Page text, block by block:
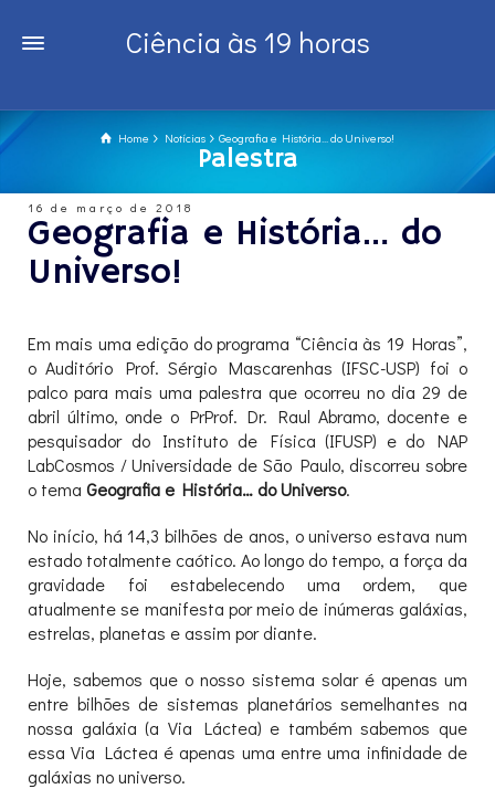
Ciência às 19 horas
Home Notícias Geografia e História... do Universo!
Palestra
16 de março de 2018
Geografia e História… do
Universo!
Em mais uma edição do programa “Ciência às 19 Horas”,
o Auditório Prof. Sérgio Mascarenhas (IFSC-USP) foi o
palco para mais uma palestra que ocorreu no dia 29 de
abril último, onde o PrProf. Dr. Raul Abramo, docente e
pesquisador do Instituto de Física (IFUSP) e do NAP
LabCosmos / Universidade de São Paulo, discorreu sobre
o tema Geografia e História… do Universo.
No início, há 14,3 bilhões de anos, o universo estava num
estado totalmente caótico. Ao longo do tempo, a força da
gravidade foi estabelecendo uma ordem, que
atualmente se manifesta por meio de inúmeras galáxias,
estrelas, planetas e assim por diante.
Hoje, sabemos que o nosso sistema solar é apenas um
entre bilhões de sistemas planetários semelhantes na
nossa galáxia (a Via Láctea) e também sabemos que
essa Via Láctea é apenas uma entre uma infinidade de
galáxias no universo.